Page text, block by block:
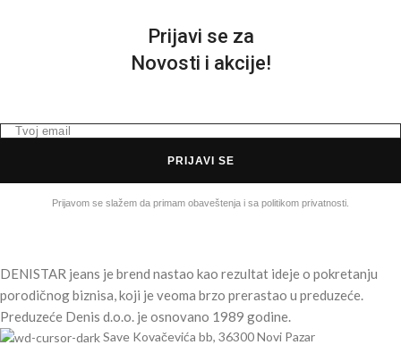
Prijavi se za
Novosti i akcije!
PRIJAVI SE
Prijavom se slažem da primam obaveštenja i sa politikom privatnosti.
DENISTAR jeans je brend nastao kao rezultat ideje o pokretanju
porodičnog biznisa, koji je veoma brzo prerastao u preduzeće.
Preduzeće Denis d.o.o. je osnovano 1989 godine.
Save Kovačevića bb, 36300 Novi Pazar